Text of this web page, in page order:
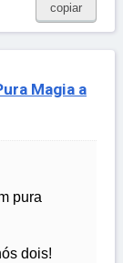
copiar
Magia a
pura
dois!